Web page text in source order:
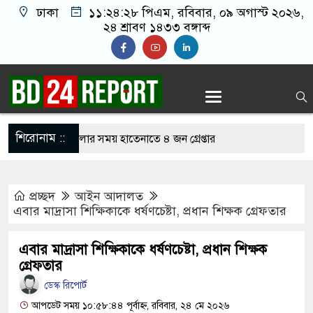
ঢাকা ১১:২৪:২৯ পিএম, রবিবার, ০৯ অগাস্ট ২০২৬,
২৪ শ্রাবণ ১৪৩৩ বঙ্গাব্দ
শিরোনাম ::
জুয়া খেলার সময় হাতেনাতে ৪ জন গ্রেপ্তার
অমায়িক ব্যবহার পান, জানালেন নারী
প্রচ্ছদ
আইন আদালত
এবার মাদ্রাসা শিক্ষিকাকে ধর্ষণচেষ্টা, প্রধান শিক্ষক গ্রেফতার
এবার মাদ্রাসা শিক্ষিকাকে ধর্ষণচেষ্টা, প্রধান শিক্ষক
গ্রেফতার
ডেস্ক রিপোর্ট
আপডেট সময় ১০:৫৮:৪৪ পূর্বাহ্ন, রবিবার, ২৪ মে ২০২৬